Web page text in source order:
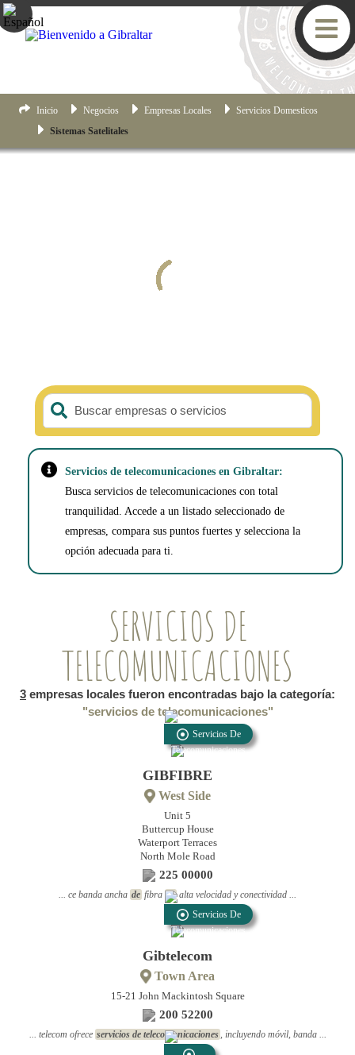
Inicio Negocios Empresas Locales
Servicios Domesticos
Sistemas Satelitales
Buscar empresas o servicios
Servicios de telecomunicaciones en Gibraltar:
Busca servicios de telecomunicaciones con total
tranquilidad. Accede a un listado seleccionado de
empresas, compara sus puntos fuertes y selecciona la
opción adecuada para ti.
SERVICIOS DE
TELECOMUNICACIONES
3 empresas locales fueron encontradas bajo la categoría:
"servicios de telecomunicaciones"
Servicios De
Telecomunicaciones
GIBFIBRE
West Side
Unit 5
Buttercup House
Waterport Terraces
North Mole Road
225 00000
... ce banda ancha de fibra dealta velocidad y conectividad ...
Servicios De
Telecomunicaciones
Gibtelecom
Town Area
15-21 John Mackintosh Square
200 52200
... telecom ofrece servicios de telecomunicaciones , incluyendo móvil, banda ...